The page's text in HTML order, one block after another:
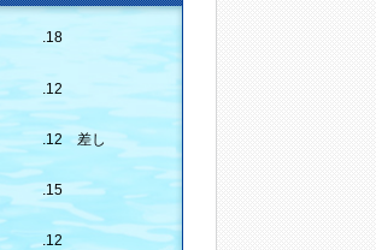
.18
.12
.12 差し
.15
.12